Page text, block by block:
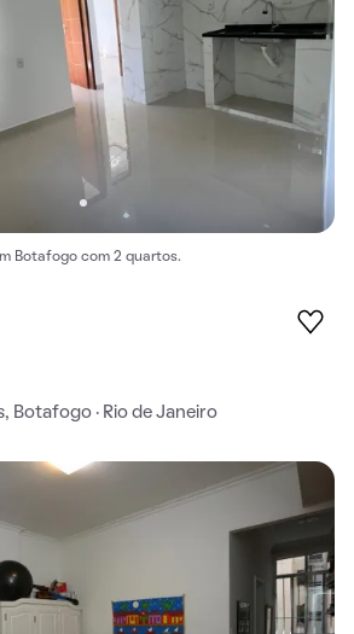
Botafogo com 2 quartos.
Botafogo · Rio de Janeiro